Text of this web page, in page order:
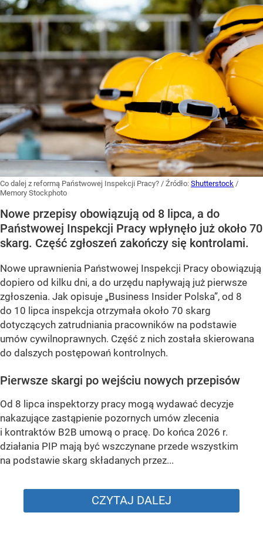
Co dalej z reformą Państwowej Inspekcji Pracy? / Źródło: Shutterstock /
Memory Stockphoto
Nowe przepisy obowiązują od 8 lipca, a do
Państwowej Inspekcji Pracy wpłynęło już około 70
skarg. Część zgłoszeń zakończy się kontrolami.
Nowe uprawnienia Państwowej Inspekcji Pracy obowiązują
dopiero od kilku dni, a do urzędu napływają już pierwsze
zgłoszenia. Jak opisuje „Business Insider Polska”, od 8
do 10 lipca inspekcja otrzymała około 70 skarg
dotyczących zatrudniania pracowników na podstawie
umów cywilnoprawnych. Część z nich została skierowana
do dalszych postępowań kontrolnych.
Pierwsze skargi po wejściu nowych przepisów
Od 8 lipca inspektorzy pracy mogą wydawać decyzje
nakazujące zastąpienie pozornych umów zlecenia
i kontraktów B2B umową o pracę. Do końca 2026 r.
działania PIP mają być wszczynane przede wszystkim
na podstawie skarg składanych przez...
CZYTAJ DALEJ